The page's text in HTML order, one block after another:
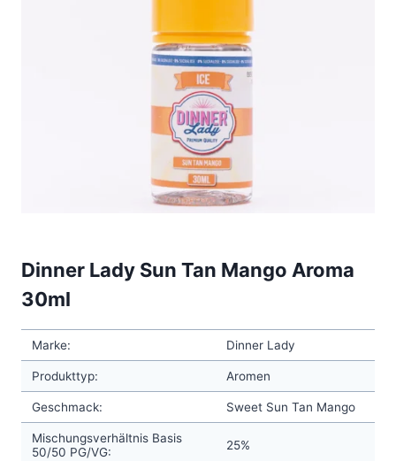
Dinner Lady Sun Tan Mango Aroma
30ml
Marke: Dinner Lady
Produkttyp: Aromen
Geschmack: Sweet Sun Tan Mango
Mischungsverhältnis Basis
50/50 PG/VG:
25%